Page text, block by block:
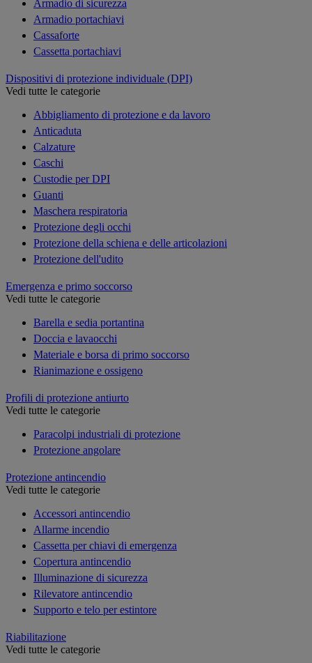
Armadio di sicurezza
Armadio portachiavi
Cassaforte
Cassetta portachiavi
Dispositivi di protezione individuale (DPI)
Vedi tutte le categorie
Abbigliamento di protezione e da lavoro
Anticaduta
Calzature
Caschi
Custodie per DPI
Guanti
Maschera respiratoria
Protezione degli occhi
Protezione della schiena e delle articolazioni
Protezione dell'udito
Emergenza e primo soccorso
Vedi tutte le categorie
Barella e sedia portantina
Doccia e lavaocchi
Materiale e borsa di primo soccorso
Rianimazione e ossigeno
Profili di protezione antiurto
Vedi tutte le categorie
Paracolpi industriali di protezione
Protezione angolare
Protezione antincendio
Vedi tutte le categorie
Accessori antincendio
Allarme incendio
Cassetta per chiavi di emergenza
Copertura antincendio
Illuminazione di sicurezza
Rilevatore antincendio
Supporto e telo per estintore
Riabilitazione
Vedi tutte le categorie